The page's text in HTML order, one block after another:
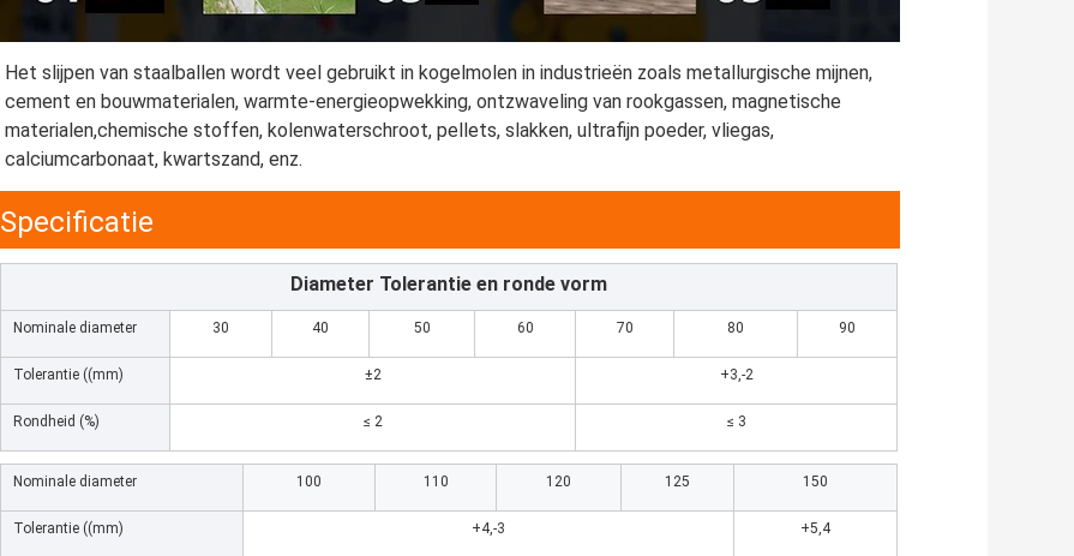
Het slijpen van staalballen wordt veel gebruikt in kogelmolen in industrieën zoals metallurgische mijnen,
cement en bouwmaterialen, warmte-energieopwekking, ontzwaveling van rookgassen, magnetische
materialen,chemische stoffen, kolenwaterschroot, pellets, slakken, ultrafijn poeder, vliegas,
calciumcarbonaat, kwartszand, enz.
Specificatie
Diameter Tolerantie en ronde vorm
Nominale diameter 30 40 50 60 70 80 90
Tolerantie ((mm) ±2 +3,-2
Rondheid (%) ≤ 2 ≤ 3
Nominale diameter 100 110 120 125 150
Tolerantie ((mm) +4,-3 +5,4